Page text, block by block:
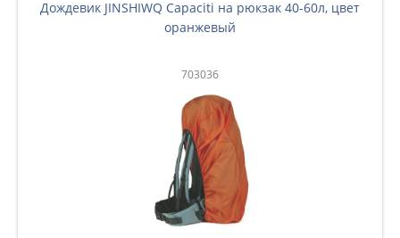
Дождевик JINSHIWQ Capaciti на рюкзак 40-60л, цвет
оранжевый
703036